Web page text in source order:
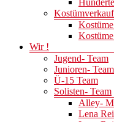
Kostümverkauf
Wir !
Jugend- Team
Junioren- Team
Ü-15 Team
Solisten- Team
Alley-
Lena